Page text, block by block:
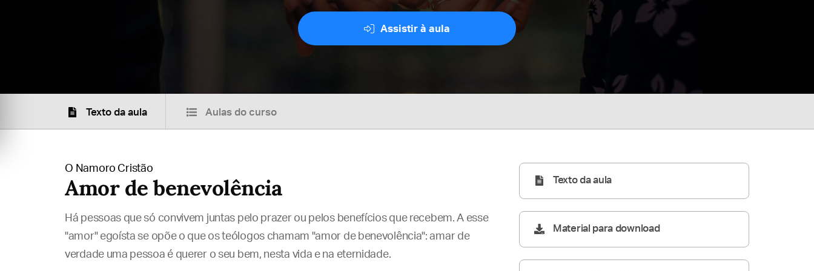
Assistir à aula
Texto da aula Aulas do curso
O Namoro Cristão
Amor de benevolência
Há pessoas que só convivem juntas pelo prazer ou pelos benefícios que recebem. A esse
"amor" egoísta se opõe o que os teólogos chamam "amor de benevolência": amar de
verdade uma pessoa é querer o seu bem, nesta vida e na eternidade.
Texto da aula
Material para download